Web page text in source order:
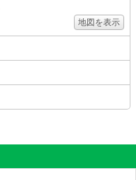
地図を表示